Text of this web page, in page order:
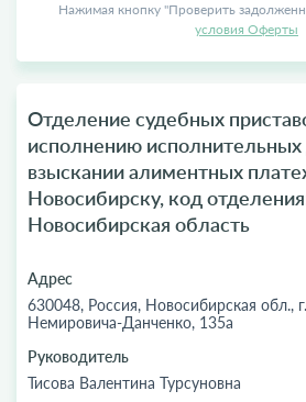
Нажимая кнопку "Проверить
условия Оферты
Отделение судебных
исполнению
взыскании алиментных
Новосибирску, код
Новосибирская область
Адрес
630048, Россия, Новосибирская обл.,
Немировича-Данченко, 135а
Руководитель
Тисова Валентина Турсуновна